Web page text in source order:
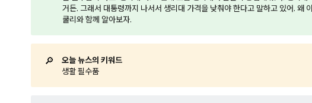
거든. 그래서 대통령까지 나서서 생리대 가격을 낮춰야 한다고 말하고 있어. 왜
쿨리와 함께 알아보자.
🔎
오늘 뉴스의 키워드
생활 필수품